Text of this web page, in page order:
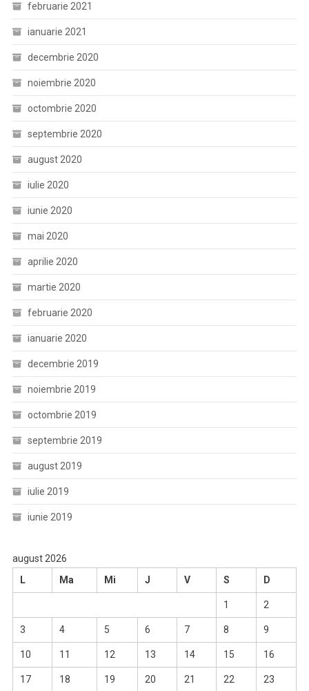
februarie 2021
ianuarie 2021
decembrie 2020
noiembrie 2020
octombrie 2020
septembrie 2020
august 2020
iulie 2020
iunie 2020
mai 2020
aprilie 2020
martie 2020
februarie 2020
ianuarie 2020
decembrie 2019
noiembrie 2019
octombrie 2019
septembrie 2019
august 2019
iulie 2019
iunie 2019
august 2026
L
Ma Mi J V S D
1 2
3 4 5 6 7 8 9
10 11 12 13 14 15 16
17 18 19 20 21 22 23